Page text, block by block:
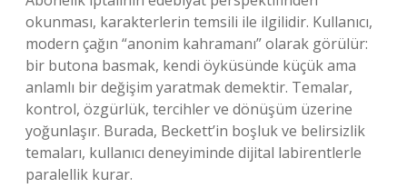
okunması, karakterlerin temsili ile ilgilidir. Kullanıcı,
modern çağın “anonim kahramanı” olarak görülür:
bir butona basmak, kendi öyküsünde küçük ama
anlamlı bir değişim yaratmak demektir. Temalar,
kontrol, özgürlük, tercihler ve dönüşüm üzerine
yoğunlaşır. Burada, Beckett’in boşluk ve belirsizlik
temaları, kullanıcı deneyiminde dijital labirentlerle
paralellik kurar.